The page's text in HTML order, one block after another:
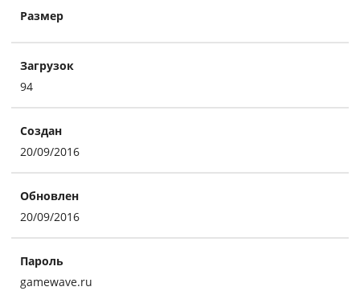
Размер
Загрузок
94
Создан
20/09/2016
Обновлен
20/09/2016
Пароль
gamewave.ru